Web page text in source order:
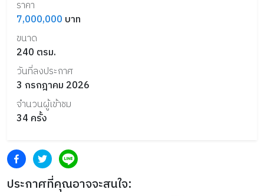
ราคา
7,000,000 บาท
ขนาด
240 ตรม.
วันที่ลงประกาศ
3 กรกฎาคม 2026
จำนวนผู้เข้าชม
34 ครั้ง
ประกาศที่คุณอาจจะสนใจ: